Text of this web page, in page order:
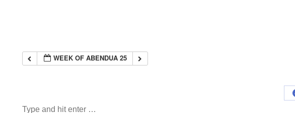
WEEK OF ABENDUA 25
Search: